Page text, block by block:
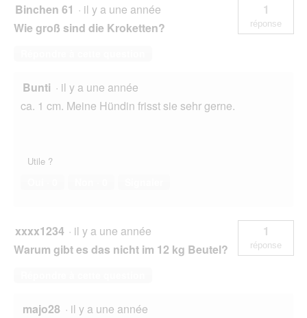
Binchen 61 · il y a une année
Wie groß sind die Kroketten?
1
réponse
Bunti · il y a une année
ca. 1 cm. Meine Hündin frisst sie sehr gerne.
Utile ?
xxxx1234 · il y a une année
Warum gibt es das nicht im 12 kg Beutel?
1
réponse
majo28 · il y a une année